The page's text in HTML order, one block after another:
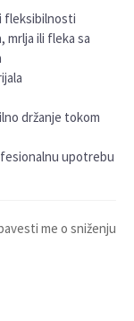
fleksibilnosti
mrlja ili fleka sa
držanje tokom
upotrebu
me o sniženju